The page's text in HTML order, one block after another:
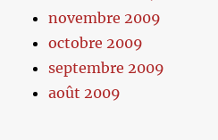
novembre 2009
octobre 2009
septembre 2009
août 2009